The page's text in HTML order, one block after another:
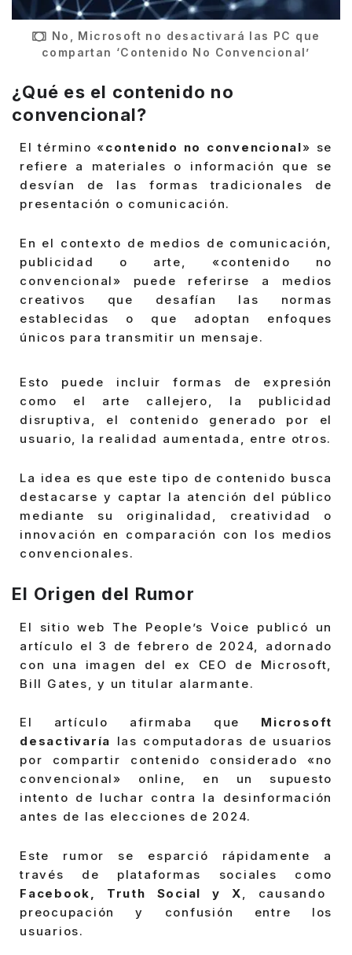
No, Microsoft no desactivará las PC que
compartan ‘Contenido No Convencional’
¿Qué es el contenido no
convencional?
El término «contenido no convencional» se
refiere a materiales o información que se
desvían de las formas tradicionales de
presentación o comunicación.
En el contexto de medios de comunicación,
publicidad o arte, «contenido no
convencional» puede referirse a medios
creativos que desafían las normas
establecidas o que adoptan enfoques
únicos para transmitir un mensaje.
Esto puede incluir formas de expresión
como el arte callejero, la publicidad
disruptiva, el contenido generado por el
usuario, la realidad aumentada, entre otros.
La idea es que este tipo de contenido busca
destacarse y captar la atención del público
mediante su originalidad, creatividad o
innovación en comparación con los medios
convencionales.
El Origen del Rumor
El sitio web The People’s Voice publicó un
artículo el 3 de febrero de 2024, adornado
con una imagen del ex CEO de Microsoft,
Bill Gates, y un titular alarmante.
El artículo afirmaba que
Microsoft
desactivaría las computadoras de usuarios
por compartir contenido considerado «no
convencional» online, en un supuesto
intento de luchar contra la desinformación
antes de las elecciones de 2024.
Este rumor se esparció rápidamente a
través de plataformas sociales como
Facebook, Truth Social y X , causando
preocupación y confusión entre los
usuarios.